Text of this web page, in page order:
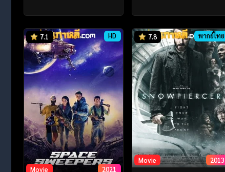
7.1 HD
Movie 2021
7.8 พากย์ไทย
Movie 2013